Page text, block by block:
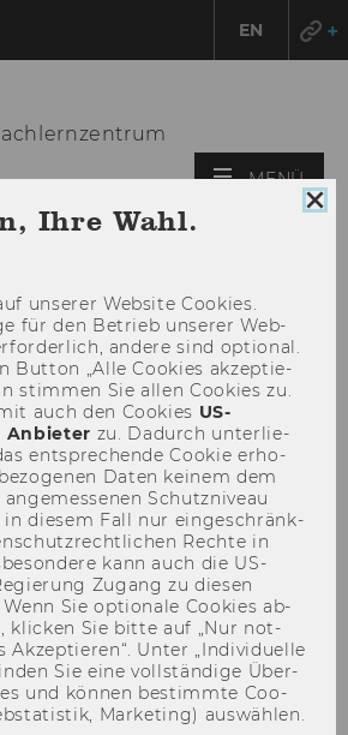
EN
MENÜ
für
Ihre Wahl.
un­se­rer Web­site Coo­kies.
für den Be­trieb un­se­rer Web­
an­de­re sind op­tio­nal.
But­ton „Alle Coo­kies ak­zep­tie­
stim­men Sie allen Coo­kies zu.
auch den Coo­kies US-​
An­bie­ter zu. Da­durch un­ter­lie­
ent­spre­chen­de Coo­kie er­ho­
Daten kei­nem dem
Schutz­ni­veau
in die­sem Fall nur ein­ge­schränk­
Rech­te in
kann auch die US-​
Zu­gang zu die­sen
Sie op­tio­na­le Coo­kies ab­
kli­cken Sie bitte auf „Nur not­
Ak­zep­tie­ren“. Unter „In­di­vi­du­el­le
Sie eine voll­stän­di­ge Über­
und kön­nen be­stimm­te Coo­
Mar­ke­ting) aus­wäh­len.